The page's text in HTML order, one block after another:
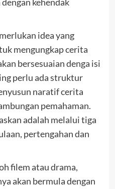
idea yang
mengungkap cerita
bersesuaian denga isi
perlu ada struktur
naratif cerita
pemahaman.
adalah melalui tiga
pertengahan dan
filem atau drama,
akan bermula dengan